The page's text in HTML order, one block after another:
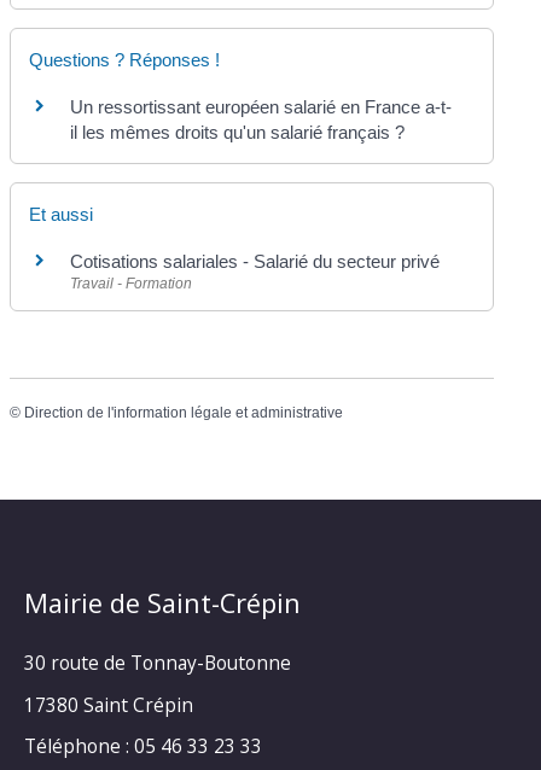
Questions ? Réponses !
Un ressortissant européen salarié en France a-t-
il les mêmes droits qu'un salarié français ?
Et aussi
Cotisations salariales - Salarié du secteur privé
Travail - Formation
© Direction de l'information légale et administrative
Mairie de Saint-Crépin
30 route de Tonnay-Boutonne
17380 Saint Crépin
Téléphone : 05 46 33 23 33